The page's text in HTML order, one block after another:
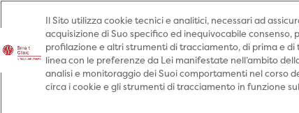
Prenota una visita
Prenota una visita
Specialità
Il Sito utilizza cookie tecnici e analitici, necessari ad
acquisizione di Suo specifico ed inequivocabile
profilazione e altri strumenti di tracciamento, di prima e
linea con le preferenze da Lei manifestate nell’ambito
analisi e monitoraggio dei Suoi comportamenti nel corso
circa i cookie e gli strumenti di tracciamento in funzione